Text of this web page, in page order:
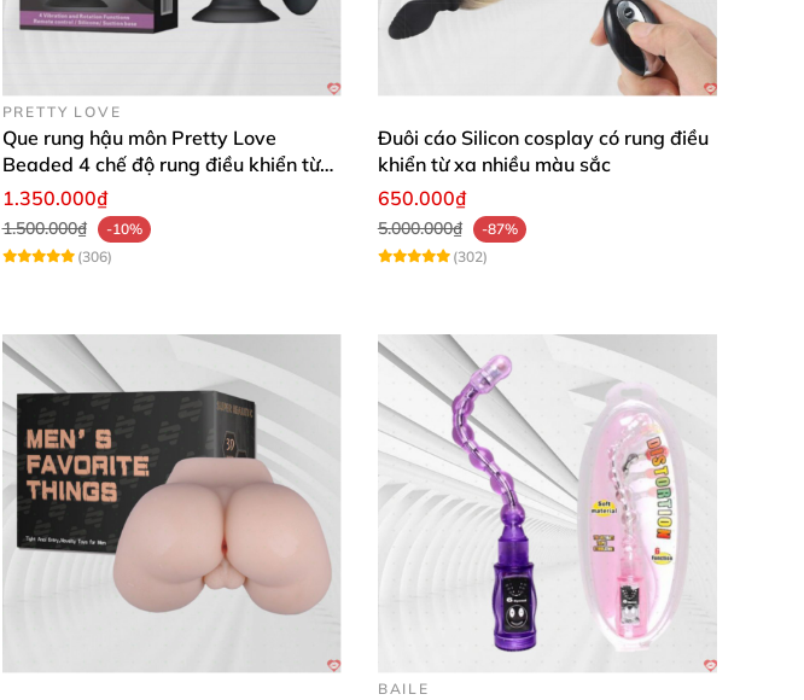
PRETTY LOVE
Que rung hậu môn Pretty Love
Beaded 4 chế độ rung điều khiển từ
xa
1.350.000₫
1.500.000₫
-10%
(306)
Đuôi cáo Silicon cosplay có rung điều
khiển từ xa nhiều màu sắc
650.000₫
5.000.000₫
-87%
(302)
BAILE